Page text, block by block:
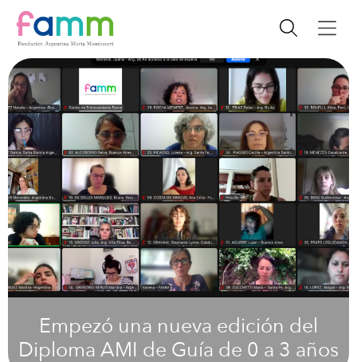
Empezó una nueva edición del
Diploma AMI de Guía de 0 a 3 años